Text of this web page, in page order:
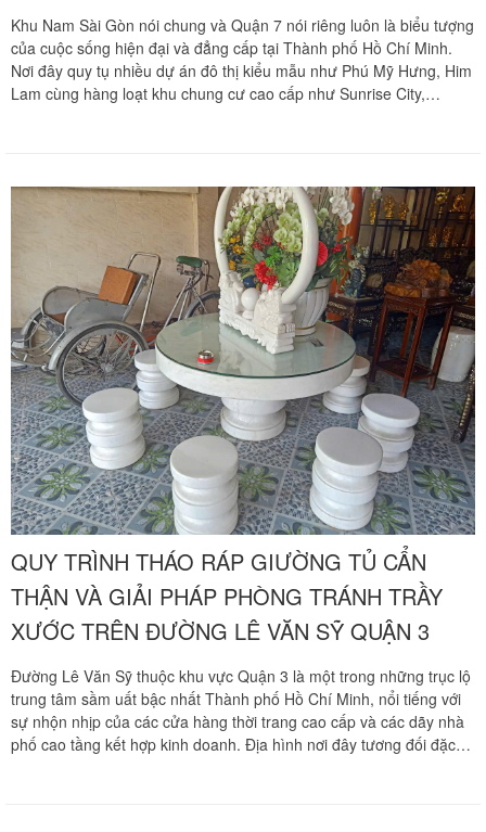
Khu Nam Sài Gòn nói chung và Quận 7 nói riêng luôn là biểu tượng
của cuộc sống hiện đại và đẳng cấp tại Thành phố Hồ Chí Minh.
Nơi đây quy tụ nhiều dự án đô thị kiểu mẫu như Phú Mỹ Hưng, Him
Lam cùng hàng loạt khu chung cư cao cấp như Sunrise City,
nguyên khối, tủ quần áo sát trần đa năng hay giường gấp thông
minh luôn đòi hỏi sự cẩn trọng tối đa mỗi khi cần dịch chuyển hoặc
thay đổi vị trí. Chuyển nhà Khôi Nguyên tự hào mang đến giải pháp
tháo ráp giường tủ trọn gói tận nơi, cam kết bảo vệ vẹn nguyên kết
cấu mộc và mang lại sự an tâm tuyệt đối cho mọi gia đình tại Quận
QUY TRÌNH THÁO RÁP GIƯỜNG TỦ CẨN
THẬN VÀ GIẢI PHÁP PHÒNG TRÁNH TRẦY
XƯỚC TRÊN ĐƯỜNG LÊ VĂN SỸ QUẬN 3
Đường Lê Văn Sỹ thuộc khu vực Quận 3 là một trong những trục lộ
trung tâm sầm uất bậc nhất Thành phố Hồ Chí Minh, nổi tiếng với
sự nhộn nhịp của các cửa hàng thời trang cao cấp và các dãy nhà
phố cao tầng kết hợp kinh doanh. Địa hình nơi đây tương đối đặc